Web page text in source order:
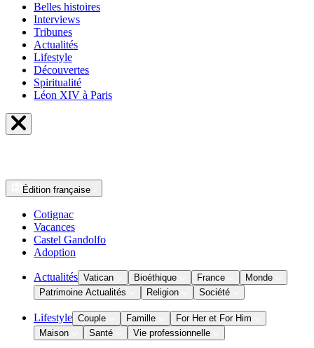
Belles histoires
Interviews
Tribunes
Actualités
Lifestyle
Découvertes
Spiritualité
Léon XIV à Paris
Édition française
Cotignac
Vacances
Castel Gandolfo
Adoption
Actualités Vatican Bioéthique France
Monde
Patrimoine Actualités
Religion Société
Lifestyle Couple Famille
For Her et For Him
Maison
Santé Vie professionnelle